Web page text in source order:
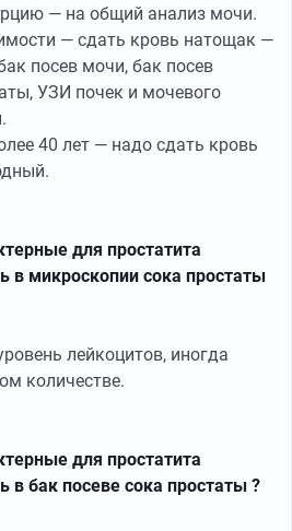
— на общий анализ мочи.
— сдать кровь натощак —
посев мочи, бак посев
УЗИ почек и мочевого
40 лет — надо сдать кровь
для простатита
в микроскопии сока простаты
лейкоцитов, иногда
количестве.
для простатита
в бак посеве сока простаты ?